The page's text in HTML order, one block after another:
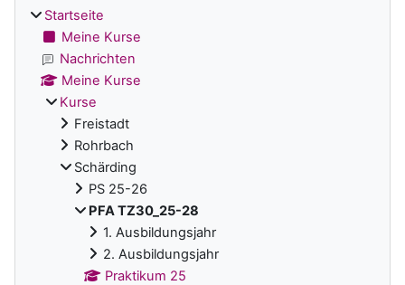
Startseite
Meine Kurse
Nachrichten
Meine Kurse
Kurse
Freistadt
Rohrbach
Schärding
PS 25-26
PFA TZ30_25-28
1. Ausbildungsjahr
2. Ausbildungsjahr
Praktikum 25